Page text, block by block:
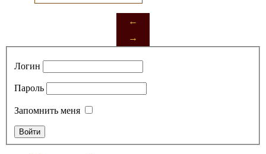
←
→
Логин
Пароль
Запомнить меня